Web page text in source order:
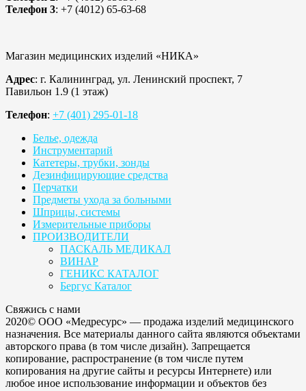
Телефон 3: +7 (4012) 65-63-68
Магазин медицинских изделий «НИКА»
Адрес: г. Калининград, ул. Ленинский проспект, 7
Павильон 1.9 (1 этаж)
Телефон: +7 (401) 295-01-18
Белье, одежда
Инструментарий
Катетеры, трубки, зонды
Дезинфицирующие средства
Перчатки
Предметы ухода за больными
Шприцы, системы
Измерительные приборы
ПРОИЗВОДИТЕЛИ
ПАСКАЛЬ МЕДИКАЛ
ВИНАР
ГЕНИКС КАТАЛОГ
Бергус Каталог
Свяжись с нами
2020© ООО «Медресурс» — продажа изделий медицинского
назначения. Все материалы данного сайта являются объектами
авторского права (в том числе дизайн). Запрещается
копирование, распространение (в том числе путем
копирования на другие сайты и ресурсы Интернете) или
любое иное использование информации и объектов без